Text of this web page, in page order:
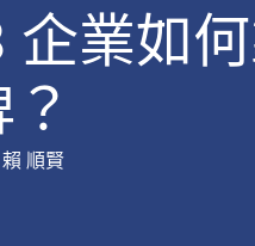
業如
賴 順賢